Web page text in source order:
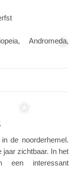
Andromeda,
de noorderhemel.
jaar zichtbaar. In het
een interessant